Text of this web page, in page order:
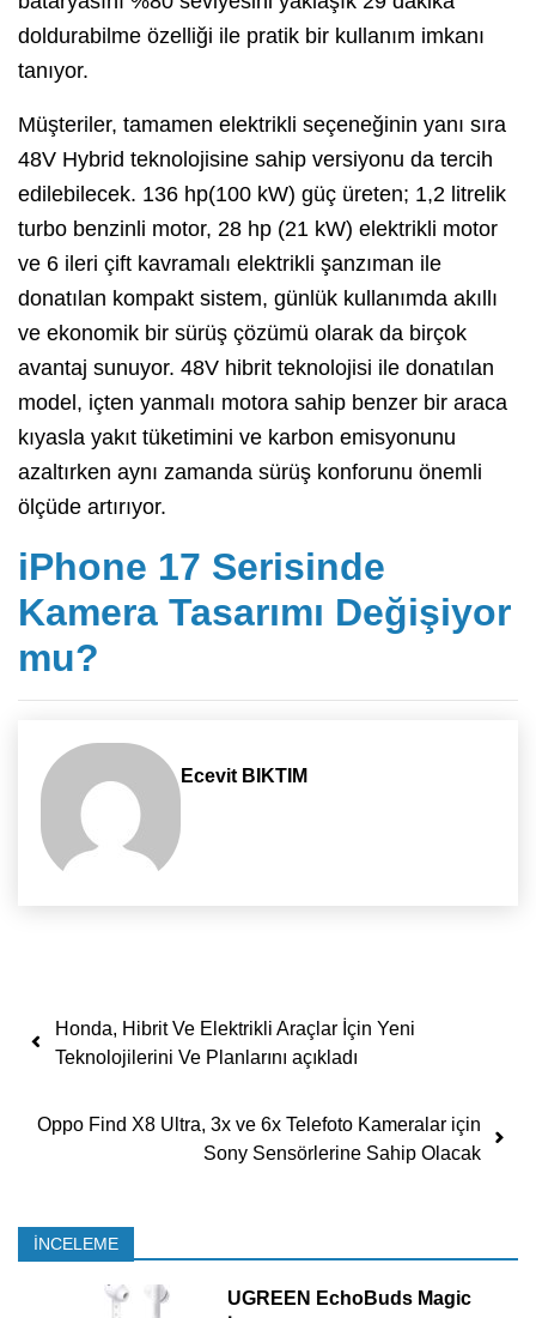
doldurabilme özelliği ile pratik bir kullanım imkanı
tanıyor.
Müşteriler, tamamen elektrikli seçeneğinin yanı sıra
48V Hybrid teknolojisine sahip versiyonu da tercih
edilebilecek. 136 hp(100 kW) güç üreten; 1,2 litrelik
turbo benzinli motor, 28 hp (21 kW) elektrikli motor
ve 6 ileri çift kavramalı elektrikli şanzıman ile
donatılan kompakt sistem, günlük kullanımda akıllı
ve ekonomik bir sürüş çözümü olarak da birçok
avantaj sunuyor. 48V hibrit teknolojisi ile donatılan
model, içten yanmalı motora sahip benzer bir araca
kıyasla yakıt tüketimini ve karbon emisyonunu
azaltırken aynı zamanda sürüş konforunu önemli
ölçüde artırıyor.
iPhone 17 Serisinde
Kamera Tasarımı Değişiyor
mu?
Ecevit BIKTIM
Yazı dolaşımı
Honda, Hibrit Ve Elektrikli Araçlar İçin Yeni
Teknolojilerini Ve Planlarını açıkladı
Oppo Find X8 Ultra, 3x ve 6x Telefoto Kameralar için
Sony Sensörlerine Sahip Olacak
İNCELEME
UGREEN EchoBuds Magic